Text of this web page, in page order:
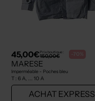
45,00€Prix boutique :
150,00€ -70%
MARESE
Imperméable - Poches bleu
T : 6 A, ... 10 A
ACHAT EXPRESS